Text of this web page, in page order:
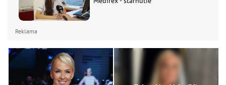
Reklama